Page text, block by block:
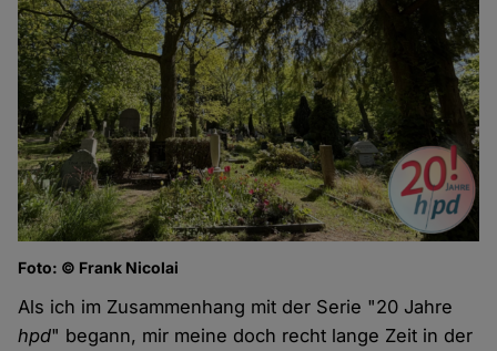
Foto: © Frank Nicolai
Als ich im Zusammenhang mit der Serie "20 Jahre
hpd" begann, mir meine doch recht lange Zeit in der